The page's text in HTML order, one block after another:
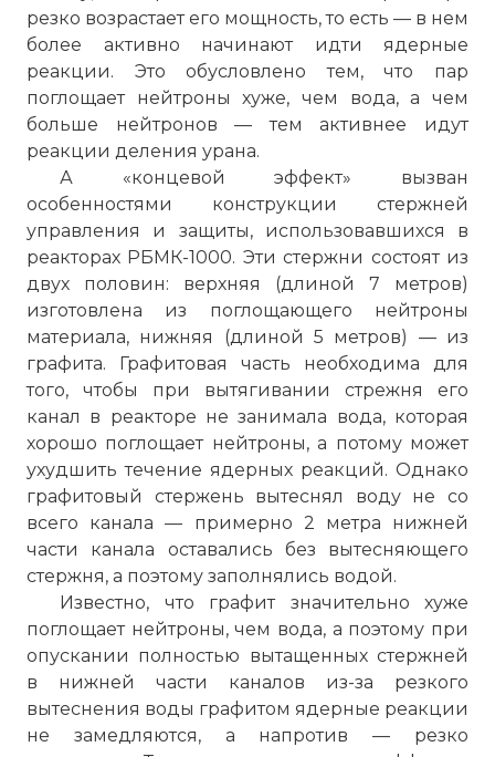
резко возрастает его мощность, то есть — в нем
более активно начинают идти ядерные
реакции. Это обусловлено тем, что пар
поглощает нейтроны хуже, чем вода, а чем
больше нейтронов — тем активнее идут
реакции деления урана.
А «концевой эффект» вызван
особенностями конструкции стержней
управления и защиты, использовавшихся в
реакторах РБМК-1000. Эти стержни состоят из
двух половин: верхняя (длиной 7 метров)
изготовлена из поглощающего нейтроны
материала, нижняя (длиной 5 метров) — из
графита. Графитовая часть необходима для
того, чтобы при вытягивании стрежня его
канал в реакторе не занимала вода, которая
хорошо поглощает нейтроны, а потому может
ухудшить течение ядерных реакций. Однако
графитовый стержень вытеснял воду не со
всего канала — примерно 2 метра нижней
части канала оставались без вытесняющего
стержня, а поэтому заполнялись водой.
Известно, что графит значительно хуже
поглощает нейтроны, чем вода, а поэтому при
опускании полностью вытащенных стержней
в нижней части каналов из-за резкого
вытеснения воды графитом ядерные реакции
не замедляются, а напротив — резко